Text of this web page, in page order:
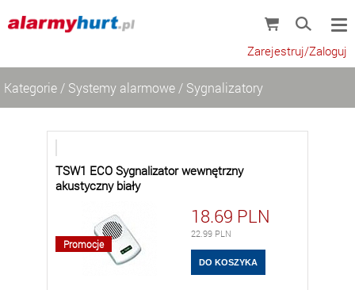
Zarejestruj/Zaloguj
Kategorie / Systemy alarmowe / Sygnalizatory
TSW1 ECO Sygnalizator wewnętrzny
akustyczny biały
Promocje
18.69 PLN
22.99 PLN